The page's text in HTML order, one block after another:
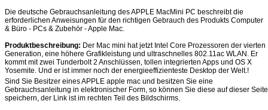
Die deutsche Gebrauchsanleitung des APPLE MacMini PC beschreibt die
erforderlichen Anweisungen für den richtigen Gebrauch des Produkts Computer
& Büro - PCs & Zubehör - Apple Mac.
Produktbeschreibung: Der Mac mini hat jetzt Intel Core Prozessoren der vierten
Generation, eine höhere Grafikleistung und ultraschnelles 802.11ac WLAN. Er
kommt mit zwei Tunderbolt 2 Anschlüssen, tollen integrierten Apps und OS X
Yosemite. Und er ist immer noch der energieeffizienteste Desktop der Welt.!
Sind Sie Besitzer eines APPLE apple mac und besitzen Sie eine
Gebrauchsanleitung in elektronischer Form, so können Sie diese auf dieser Seite
speichern, der Link ist im rechten Teil des Bildschirms.